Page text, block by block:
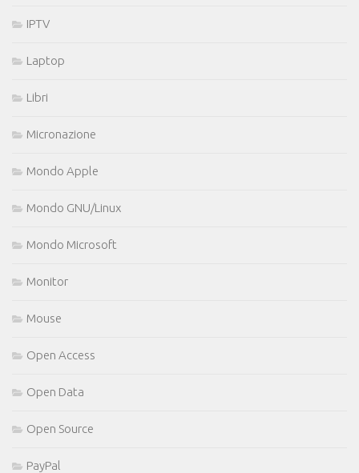
IPTV
Laptop
Libri
Micronazione
Mondo Apple
Mondo GNU/Linux
Mondo Microsoft
Monitor
Mouse
Open Access
Open Data
Open Source
PayPal